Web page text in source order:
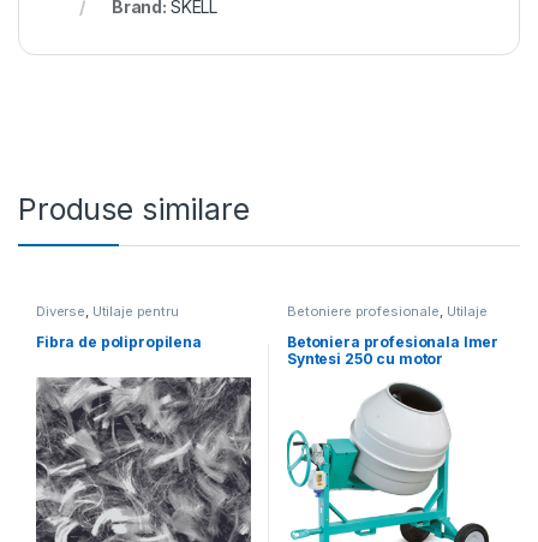
Brand: SKELL
Produse similare
Diverse, Utilaje pentru
Fibra de polipropilena
Betoniere profesionale, Utilaje
Betoniera profesionala Imer
Syntesi 250 cu motor